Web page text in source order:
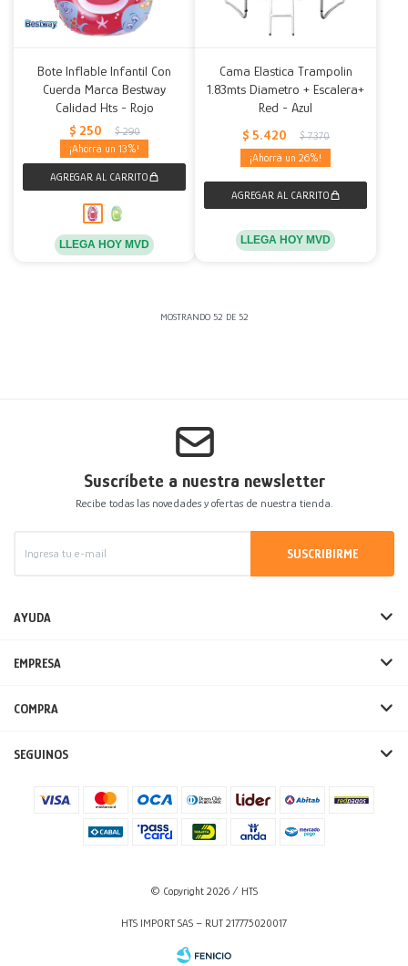
Bote Inflable Infantil Con
Cuerda Marca Bestway
Calidad Hts - Rojo
$ 250 $ 290
13
LLEGA HOY MVD
Cama Elastica Trampolin
1.83mts Diametro + Escalera+
Red - Azul
$ 5.420 $ 7.370
26
LLEGA HOY MVD
MOSTRANDO 52 DE 52
Suscríbete a nuestra newsletter
Recibe todas las novedades y ofertas de nuestra tienda.
SUSCRIBIRME
AYUDA
EMPRESA
COMPRA
SEGUINOS
© Copyright 2026 / HTS
HTS IMPORT SAS – RUT 217775020017